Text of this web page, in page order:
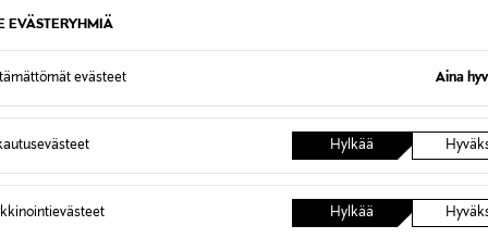
EVÄSTERYHMIÄ
evästeet Aina
Hylkää
Hylkää
POLO